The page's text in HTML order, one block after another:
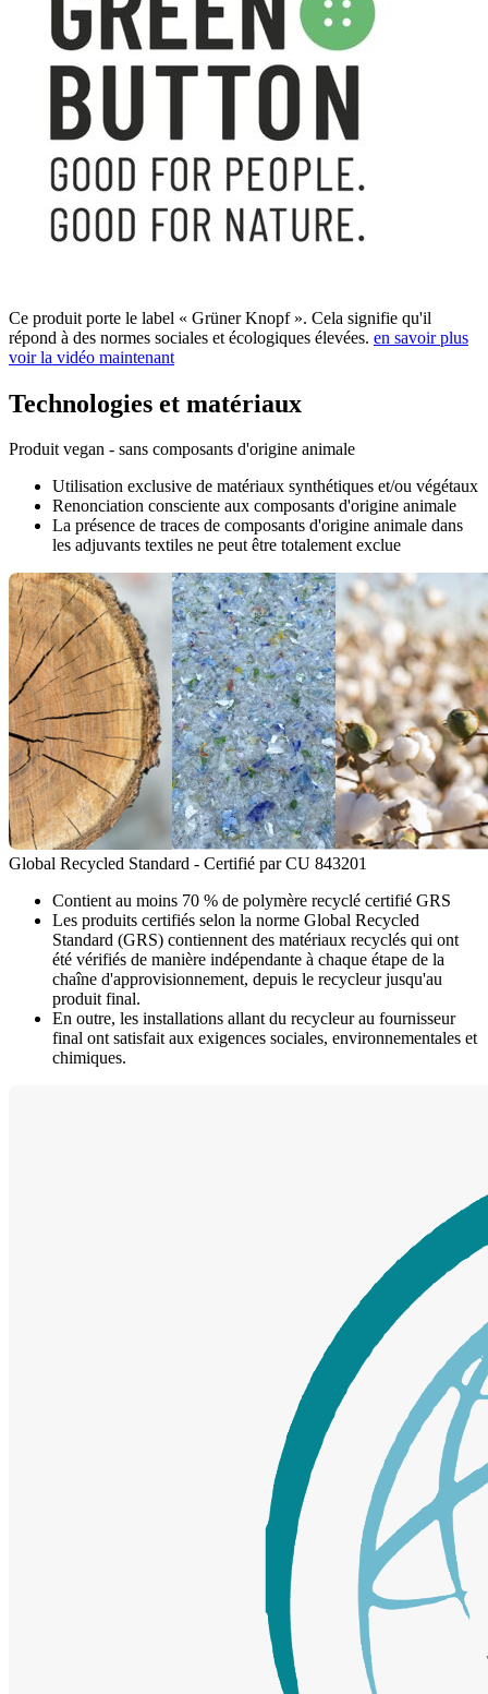
Ce produit porte le label « Grüner Knopf ». Cela signifie qu'il
répond à des normes sociales et écologiques élevées. en savoir plus
voir la vidéo maintenant
Technologies et matériaux
Produit vegan - sans composants d'origine animale
Utilisation exclusive de matériaux synthétiques et/ou végétaux
Renonciation consciente aux composants d'origine animale
La présence de traces de composants d'origine animale dans
les adjuvants textiles ne peut être totalement exclue
Global Recycled Standard - Certifié par CU 843201
Contient au moins 70 % de polymère recyclé certifié GRS
Les produits certifiés selon la norme Global Recycled
Standard (GRS) contiennent des matériaux recyclés qui ont
été vérifiés de manière indépendante à chaque étape de la
chaîne d'approvisionnement, depuis le recycleur jusqu'au
produit final.
En outre, les installations allant du recycleur au fournisseur
final ont satisfait aux exigences sociales, environnementales et
chimiques.